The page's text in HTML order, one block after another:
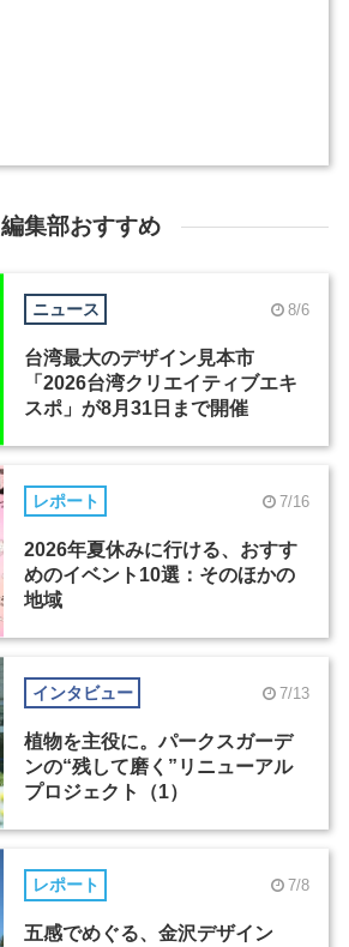
編集部おすすめ
ニュース 8/6
台湾最大のデザイン見本市
「2026台湾クリエイティブエキ
スポ」が8月31日まで開催
レポート 7/16
2026年夏休みに行ける、おすす
めのイベント10選：そのほかの
地域
インタビュー 7/13
植物を主役に。パークスガーデ
ンの“残して磨く”リニューアル
プロジェクト（1）
レポート 7/8
五感でめぐる、金沢デザイン